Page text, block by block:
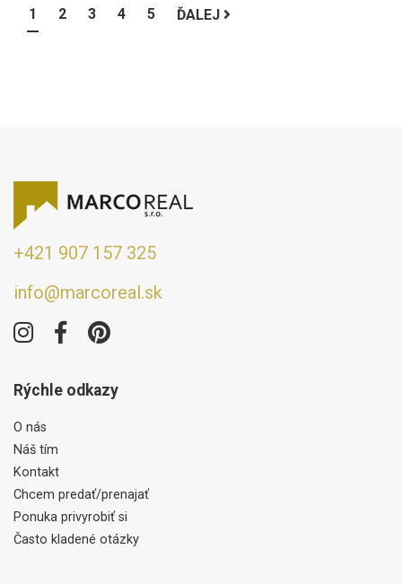
1 2 3 4 5 ĎALEJ
+421 907 157 325
info@marcoreal.sk
Rýchle odkazy
O nás
Náš tím
Kontakt
Chcem predať/prenajať
Ponuka privyrobiť si
Často kladené otázky